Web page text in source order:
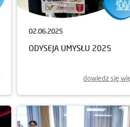
02.06.2025
ODYSEJA UMYSŁU 2025
dowiedz się